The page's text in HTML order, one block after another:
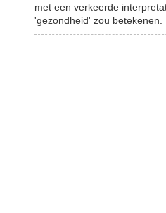
met een verkeerde
'gezondheid' zou betekenen.